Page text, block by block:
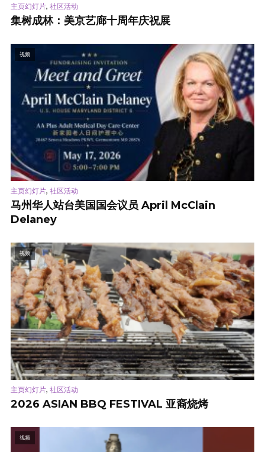
主页幻灯片, 社区活动
集树成林：美京艺廊十周年庆祝展
视频
主页幻灯片, 社区活动
马州华人站台美国国会议员 April McClain
Delaney
视频
主页幻灯片, 社区活动
2026 ASIAN BBQ FESTIVAL 亚裔烧烤
视频